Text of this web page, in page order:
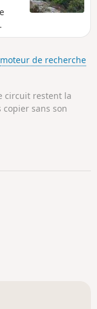
moteur de recherche
circuit restent la
sans son